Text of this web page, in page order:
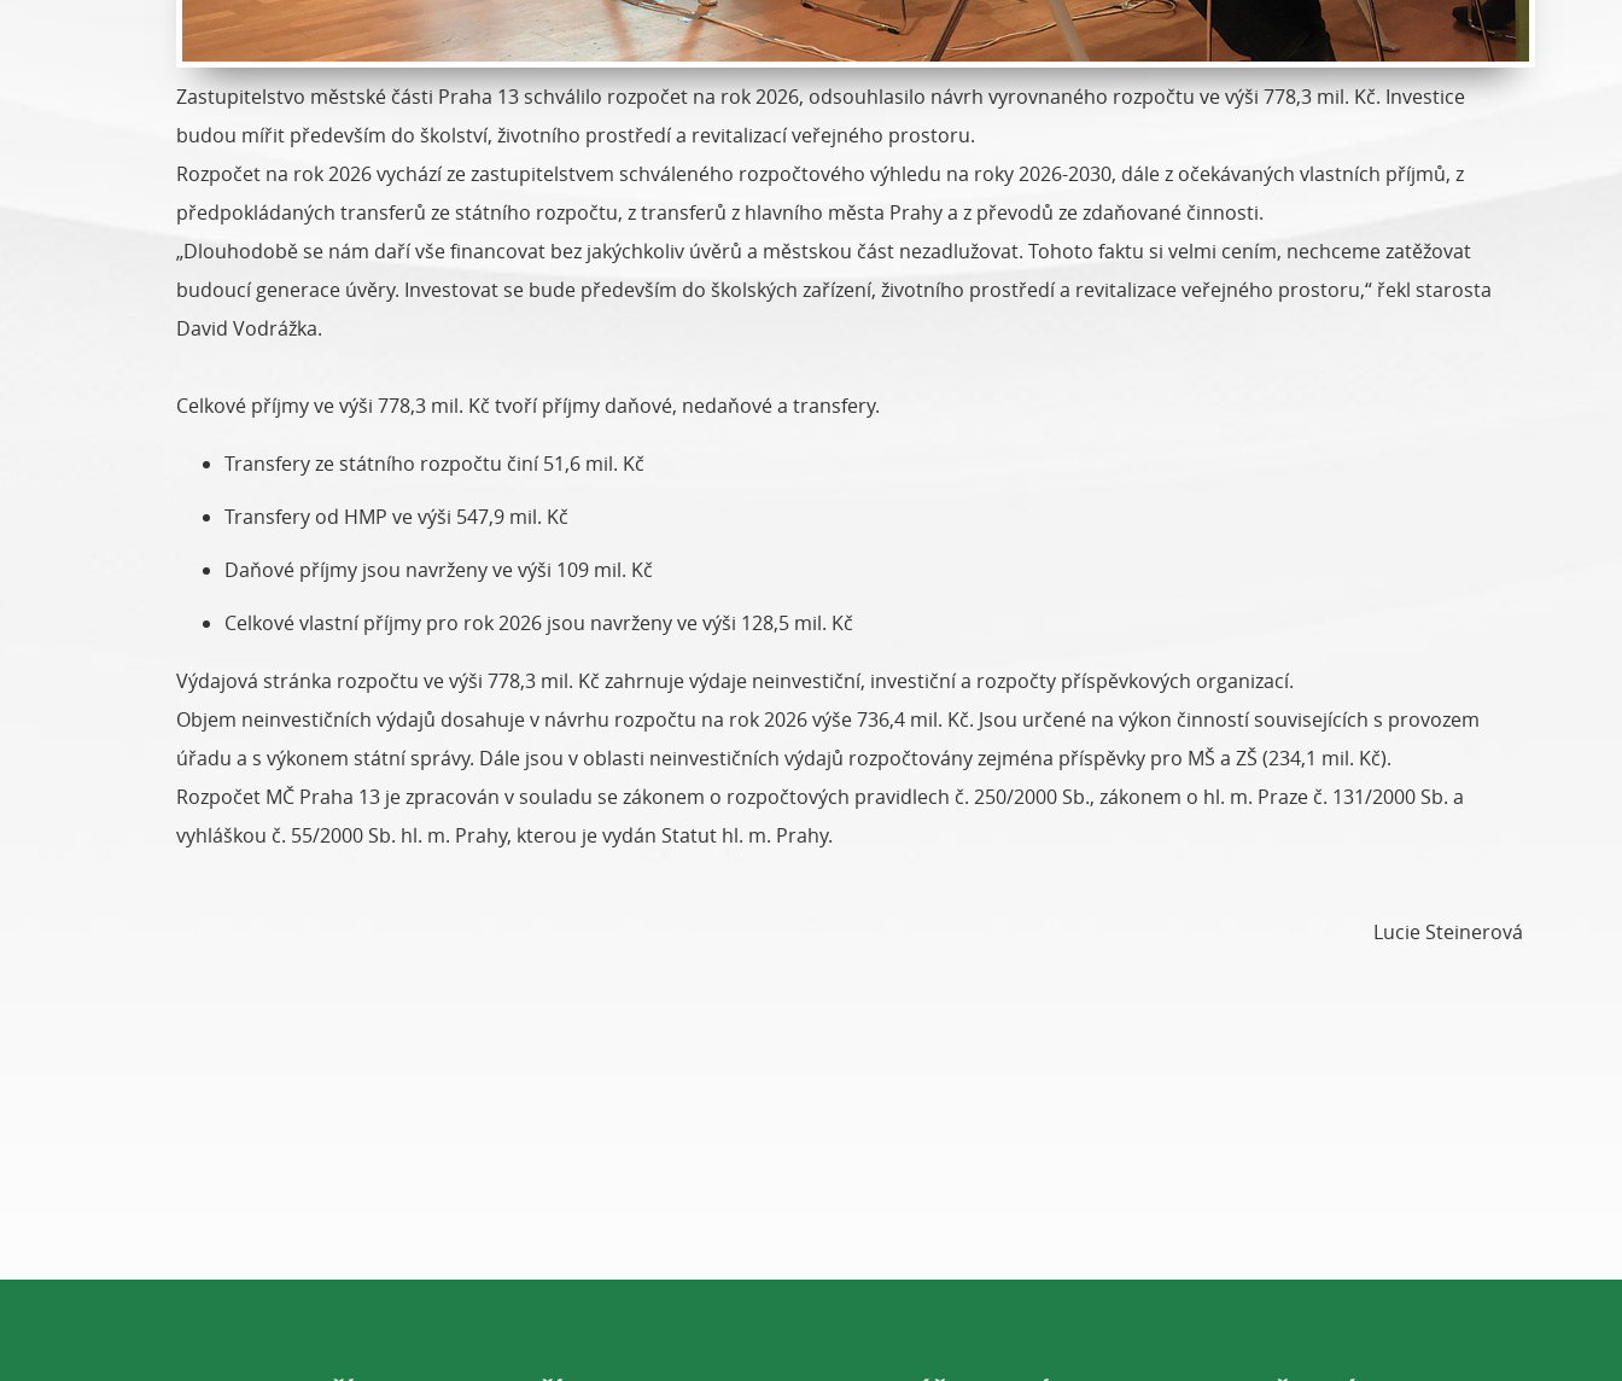
Zastupitelstvo městské části Praha 13 schválilo rozpočet na rok 2026, odsouhlasilo návrh vyrovnaného rozpočtu ve výši 778,3 mil. Kč. Investice
budou mířit především do školství, životního prostředí a revitalizací veřejného prostoru.
Rozpočet na rok 2026 vychází ze zastupitelstvem schváleného rozpočtového výhledu na roky 2026-2030, dále z očekávaných vlastních příjmů, z
předpokládaných transferů ze státního rozpočtu, z transferů z hlavního města Prahy a z převodů ze zdaňované činnosti.
„Dlouhodobě se nám daří vše financovat bez jakýchkoliv úvěrů a městskou část nezadlužovat. Tohoto faktu si velmi cením, nechceme zatěžovat
budoucí generace úvěry. Investovat se bude především do školských zařízení, životního prostředí a revitalizace veřejného prostoru,“ řekl starosta
David Vodrážka.
Celkové příjmy ve výši 778,3 mil. Kč tvoří příjmy daňové, nedaňové a transfery.
Transfery ze státního rozpočtu činí 51,6 mil. Kč
Transfery od HMP ve výši 547,9 mil. Kč
Daňové příjmy jsou navrženy ve výši 109 mil. Kč
Celkové vlastní příjmy pro rok 2026 jsou navrženy ve výši 128,5 mil. Kč
Výdajová stránka rozpočtu ve výši 778,3 mil. Kč zahrnuje výdaje neinvestiční, investiční a rozpočty příspěvkových organizací.
Objem neinvestičních výdajů dosahuje v návrhu rozpočtu na rok 2026 výše 736,4 mil. Kč. Jsou určené na výkon činností souvisejících s provozem
úřadu a s výkonem státní správy. Dále jsou v oblasti neinvestičních výdajů rozpočtovány zejména příspěvky pro MŠ a ZŠ (234,1 mil. Kč).
Rozpočet MČ Praha 13 je zpracován v souladu se zákonem o rozpočtových pravidlech č. 250/2000 Sb., zákonem o hl. m. Praze č. 131/2000 Sb. a
vyhláškou č. 55/2000 Sb. hl. m. Prahy, kterou je vydán Statut hl. m. Prahy.
Lucie Steinerová